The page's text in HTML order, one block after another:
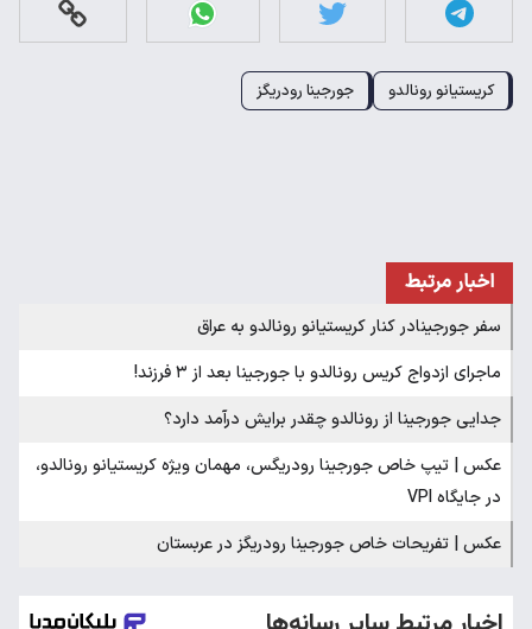
کریستیانو رونالدو جورجینا رودریگز
اخبار مرتبط
سفر جورجینادر کنار کریستیانو رونالدو به عراق
ماجرای ازدواج کریس رونالدو با جورجینا بعد از ۳ فرزند!
جدایی جورجینا از رونالدو چقدر برایش درآمد دارد؟
عکس | تیپ خاص جورجینا رودریگس، مهمان ویژه کریستیانو رونالدو،
در جایگاه VPI
عکس | تفریحات خاص جورجینا رودریگز در عربستان